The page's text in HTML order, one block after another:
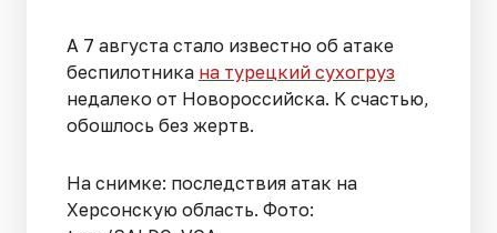
А 7 августа стало известно об атаке
беспилотника на турецкий сухогруз
недалеко от Новороссийска. К счастью,
обошлось без жертв.
На снимке: последствия атак на
Херсонскую область. Фото: